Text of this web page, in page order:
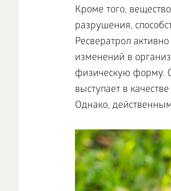
Кроме того,
разрушения,
Ресвератрол
изменений в
физическую форму.
выступает в
Однако,